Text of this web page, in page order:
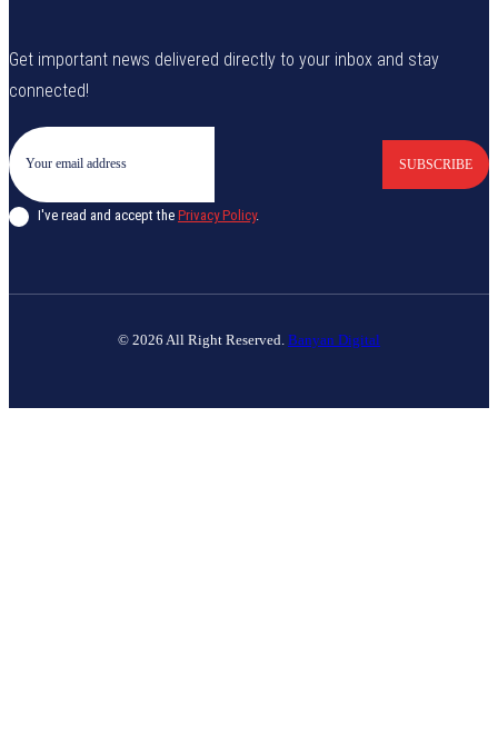
Get important news delivered directly to your inbox and stay
connected!
SUBSCRIBE
I've read and accept the Privacy Policy.
© 2026 All Right Reserved. Banyan Digital